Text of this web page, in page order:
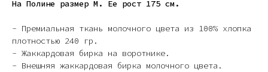
На Полине размер M. Ее рост 175 см.
- Премиальная ткань молочного цвета из 100% хлопка
плотностью 240 гр.
- Жаккардовая бирка на воротнике.
- Внешняя жаккардовая бирка молочного цвета.